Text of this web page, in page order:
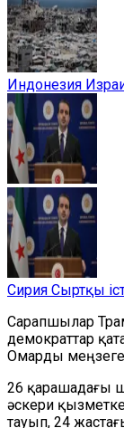
Индонезия
Сирия Сыртқы
Сарапшылар
демократтар
Омарды
26 қарашадағы
әскери
тауып, 24